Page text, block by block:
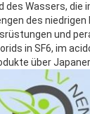
des Wassers, die
des niedrigen
und
in SF6, im
über